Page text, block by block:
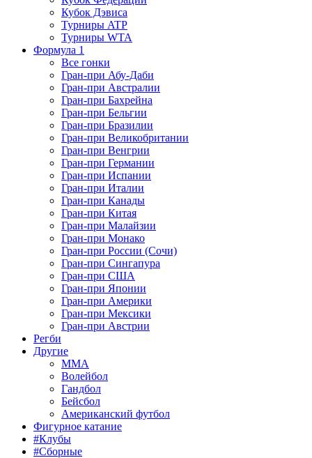
Кубок Дэвиса
Турниры ATP
Турниры WTA
Формула 1
Все гонки
Гран-при Абу-Даби
Гран-при Австралии
Гран-при Бахрейна
Гран-при Бельгии
Гран-при Бразилии
Гран-при Великобритании
Гран-при Венгрии
Гран-при Германии
Гран-при Испании
Гран-при Италии
Гран-при Канады
Гран-при Китая
Гран-при Малайзии
Гран-при Монако
Гран-при России (Сочи)
Гран-при Сингапура
Гран-при США
Гран-при Японии
Гран-при Америки
Гран-при Мексики
Гран-при Австрии
Регби
Другие
MMA
Волейбол
Гандбол
Бейсбол
Американский футбол
Фигурное катание
#Клубы
#Сборные